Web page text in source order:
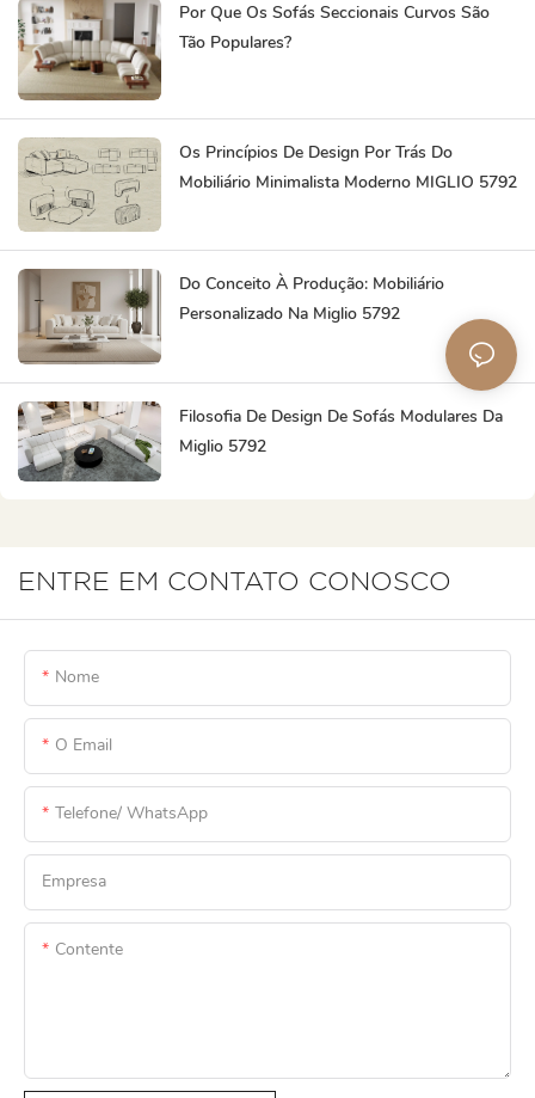
Por Que Os Sofás Seccionais Curvos São
Tão Populares?
Os Princípios De Design Por Trás Do
Mobiliário Minimalista Moderno MIGLIO 5792
Do Conceito À Produção: Mobiliário
Personalizado Na Miglio 5792
Filosofia De Design De Sofás Modulares Da
Miglio 5792
ENTRE EM CONTATO CONOSCO
Nome
O Email
Telefone/ WhatsApp
Empresa
Contente